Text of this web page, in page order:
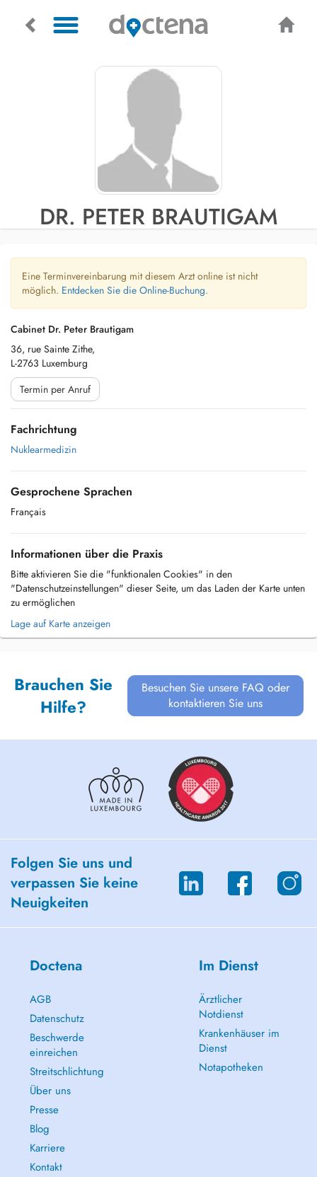
DR. PETER BRAUTIGAM
Eine Terminvereinbarung mit diesem Arzt online ist nicht
möglich. Entdecken Sie die Online-Buchung.
Cabinet Dr. Peter Brautigam
36, rue Sainte Zithe,
L-2763 Luxemburg
Termin per Anruf
Fachrichtung
Nuklearmedizin
Gesprochene Sprachen
Français
Informationen über die Praxis
Bitte aktivieren Sie die "funktionalen Cookies" in den
"Datenschutzeinstellungen" dieser Seite, um das Laden der Karte unten
zu ermöglichen
Lage auf Karte anzeigen
Brauchen Sie
Hilfe?
Besuchen Sie unsere FAQ oder
kontaktieren Sie uns
Folgen Sie uns und
verpassen Sie keine
Neuigkeiten
Doctena
AGB
Datenschutz
Beschwerde
einreichen
Streitschlichtung
Über uns
Presse
Blog
Karriere
Kontakt
Im Dienst
Ärztlicher
Notdienst
Krankenhäuser im
Dienst
Notapotheken